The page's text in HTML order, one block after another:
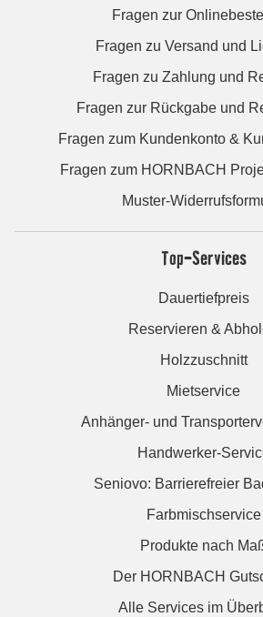
Fragen zur
Fragen zu Versand und
Fragen zu Zahlung und
Fragen zur Rückgabe und
Fragen zum Kundenkonto &
Fragen zum HORNBACH
Muster-
Top-Services
Dauertiefpreis
Reservieren &
Holzzuschnitt
Mietservice
Anhänger- und
Handwerker-
Seniovo: Barrierefreier
Farbmischservice
Produkte nach
Der HORNBACH
Alle Services im